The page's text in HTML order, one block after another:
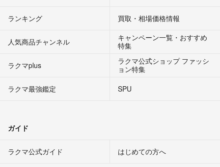
ランキング 買取・相場価格情報
人気商品チャンネル
キャンペーン一覧・おすすめ
特集
ラクマplus
ラクマ公式ショップ ファッシ
ョン特集
ラクマ最強鑑定
SPU
ガイド
ラクマ公式ガイド はじめての方へ